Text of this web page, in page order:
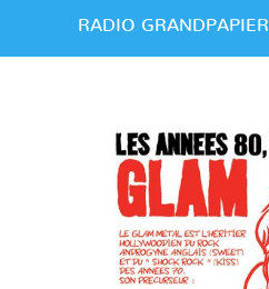
RADIO GRANDPAPIER